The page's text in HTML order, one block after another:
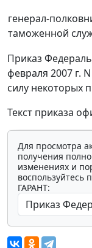
генерал-
таможенной
Приказ
февраля 2007 г.
силу некоторых
Текст приказа
Для просмотра
получения
изменениях и
воспользуйтесь
ГАРАНТ: